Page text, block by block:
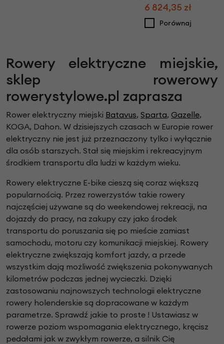
6 824,35 zł
Porównaj
Rowery elektryczne miejskie,
sklep rowerowy
rowerystylowe.pl zaprasza
Rower elektryczny miejski Batavus, Sparta, Gazelle,
KOGA, Dahon. W dzisiejszych czasach w Europie rower
elektryczny nie jest już przeznaczony tylko i wyłącznie
dla osób starszych. Stał się miejskim i rekreacyjnym
środkiem transportu dla ludzi w każdym wieku.
Rowery elektryczne E-bike cieszą się coraz większą
popularnością. Przez rowerzystów takie rowery
najczęściej używane są do weekendowej rekreacji, na
dojazdy do pracy, na zakupy czy jako środek
transportu do poruszania się po mieście zamiast
samochodu, motoru czy komunikacji miejskiej. Rowery
elektryczne zwiększają komfort jazdy, a przede
wszystkim dają możliwość zwiększenia pokonywanych
kilometrów podczas jednej wycieczki. Dzięki
zastosowaniu najnowszych technologii elektryczne
rowery holenderskie są dopracowane w każdym
parametrze. Sprawdź jakie to proste ! Ustawiasz w
rowerze poziom wspomagania elektrycznego, kręcisz
pedałami jak w zwykłym rowerze, a silnik Cię